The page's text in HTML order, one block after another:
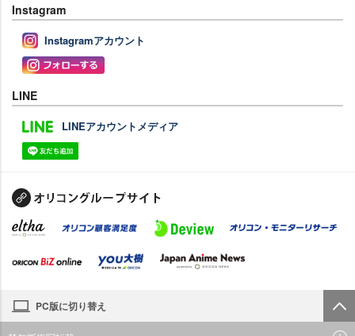
Instagram
Instagramアカウント
LINE
LINEアカウントメディア
PC版に切り替え